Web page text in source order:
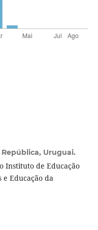
Uruguai.
Instituto de Educação
e Educação da